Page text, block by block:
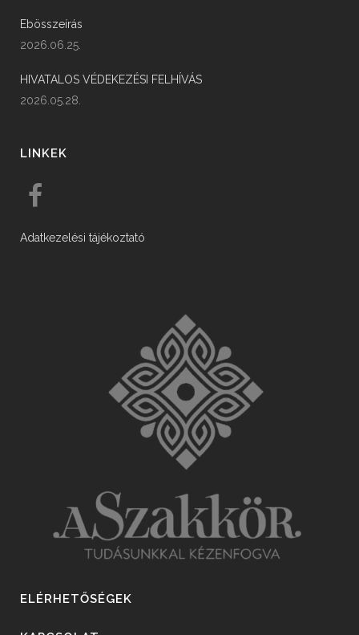
Ebösszeírás
2026.06.25.
HIVATALOS VÉDEKEZÉSI FELHÍVÁS
2026.05.28.
LINKEK
Adatkezelési tájékoztató
ELÉRHETŐSÉGEK